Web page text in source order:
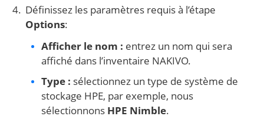
Définissez les paramètres requis à l’étape
Options:
Afficher le nom : entrez un nom qui sera
affiché dans l’inventaire NAKIVO.
Type : sélectionnez un type de système de
stockage HPE, par exemple, nous
sélectionnons HPE Nimble.